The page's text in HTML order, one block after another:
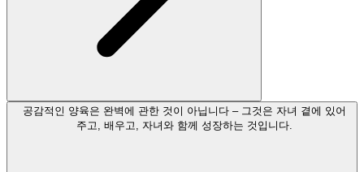
공감적인 양육은 완벽에 관한 것이 아닙니다 – 그것은 자녀 곁에 있어
주고, 배우고, 자녀와 함께 성장하는 것입니다.